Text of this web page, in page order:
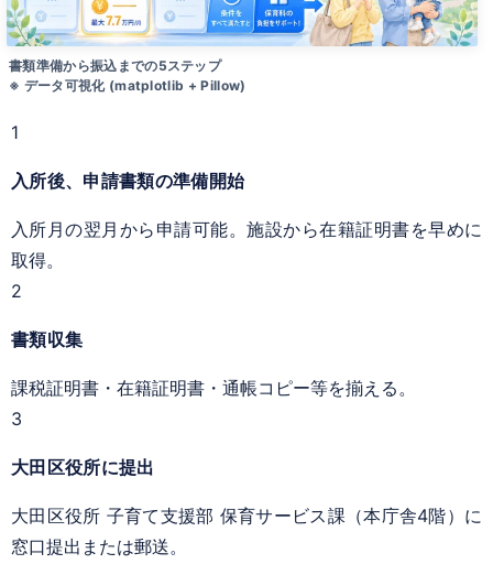
書類準備から振込までの5ステップ
※ データ可視化 (matplotlib + Pillow)
1
入所後、申請書類の準備開始
入所月の翌月から申請可能。施設から在籍証明書を早めに
取得。
2
書類収集
課税証明書・在籍証明書・通帳コピー等を揃える。
3
大田区役所に提出
大田区役所 子育て支援部 保育サービス課（本庁舎4階）に
窓口提出または郵送。